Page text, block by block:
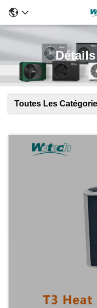
Toutes Les